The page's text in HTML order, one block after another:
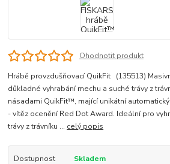
Ohodnotit produkt
Hrábě provzdušňovací QuikFit (135513)
důkladné vyhrabání mechu a suché trávy z
násadami QuikFit™, mající unikátní
- vítěz ocenění Red Dot Award. Ideální pro
trávy z trávníku ... celý popis
Dostupnost Skladem